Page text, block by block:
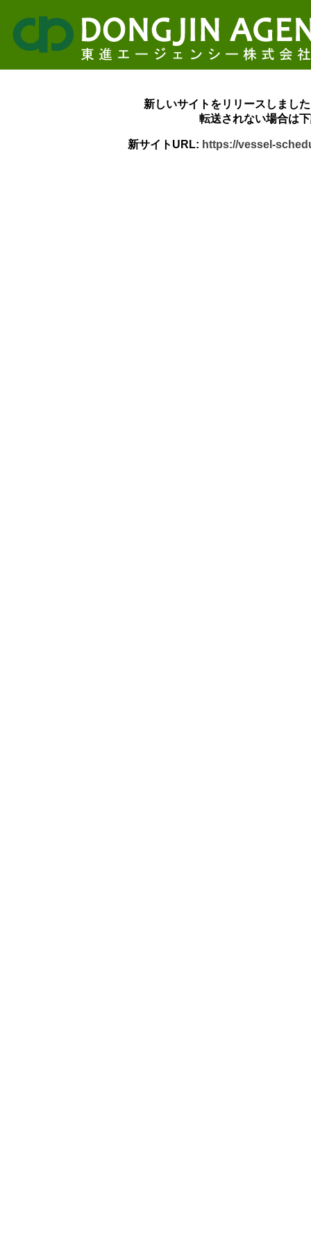
新しいサイトをリリースしまし
転送されない場合は
新サイトURL: https://vessel-